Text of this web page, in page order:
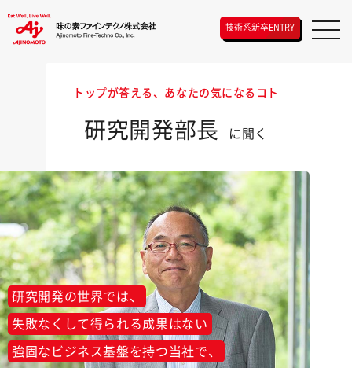
技術系新卒ENTRY
トップが答える、あなたの気になるコト
研究開発部長 に聞く
研究開発の世界では、
失敗なくして得られる成果はない
強固なビジネス基盤を持つ当社で、